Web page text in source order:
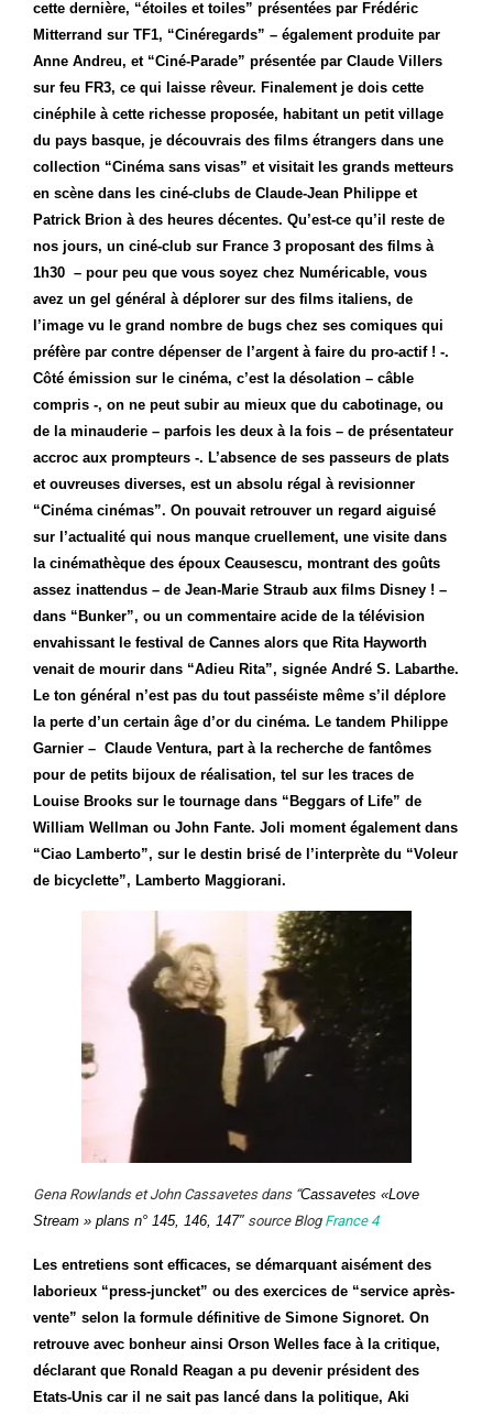
cette dernière, “étoiles et toiles” présentées par Frédéric
Mitterrand sur TF1, “Cinéregards” – également produite par
Anne Andreu, et “Ciné-Parade” présentée par Claude Villers
sur feu FR3, ce qui laisse rêveur. Finalement je dois cette
cinéphile à cette richesse proposée, habitant un petit village
du pays basque, je découvrais des films étrangers dans une
collection “Cinéma sans visas” et visitait les grands metteurs
en scène dans les ciné-clubs de Claude-Jean Philippe et
Patrick Brion à des heures décentes. Qu’est-ce qu’il reste de
nos jours, un ciné-club sur France 3 proposant des films à
1h30 – pour peu que vous soyez chez Numéricable, vous
avez un gel général à déplorer sur des films italiens, de
l’image vu le grand nombre de bugs chez ses comiques qui
préfère par contre dépenser de l’argent à faire du pro-actif ! -.
Côté émission sur le cinéma, c’est la désolation – câble
compris -, on ne peut subir au mieux que du cabotinage, ou
de la minauderie – parfois les deux à la fois – de présentateur
accroc aux prompteurs -. L’absence de ses passeurs de plats
et ouvreuses diverses, est un absolu régal à revisionner
“Cinéma cinémas”. On pouvait retrouver un regard aiguisé
sur l’actualité qui nous manque cruellement, une visite dans
la cinémathèque des époux Ceausescu, montrant des goûts
assez inattendus – de Jean-Marie Straub aux films Disney ! –
dans “Bunker”, ou un commentaire acide de la télévision
envahissant le festival de Cannes alors que Rita Hayworth
venait de mourir dans “Adieu Rita”, signée André S. Labarthe.
Le ton général n’est pas du tout passéiste même s’il déplore
la perte d’un certain âge d’or du cinéma. Le tandem Philippe
Garnier – Claude Ventura, part à la recherche de fantômes
pour de petits bijoux de réalisation, tel sur les traces de
Louise Brooks sur le tournage dans “Beggars of Life” de
William Wellman ou John Fante. Joli moment également dans
“Ciao Lamberto”, sur le destin brisé de l’interprète du “Voleur
de bicyclette”, Lamberto Maggiorani.
Gena Rowlands et John Cassavetes dans “Cassavetes «Love
Stream » plans n° 145, 146, 147″ source Blog France 4
Les entretiens sont efficaces, se démarquant aisément des
laborieux “press-juncket” ou des exercices de “service après-
vente” selon la formule définitive de Simone Signoret. On
retrouve avec bonheur ainsi Orson Welles face à la critique,
déclarant que Ronald Reagan a pu devenir président des
Etats-Unis car il ne sait pas lancé dans la politique, Aki